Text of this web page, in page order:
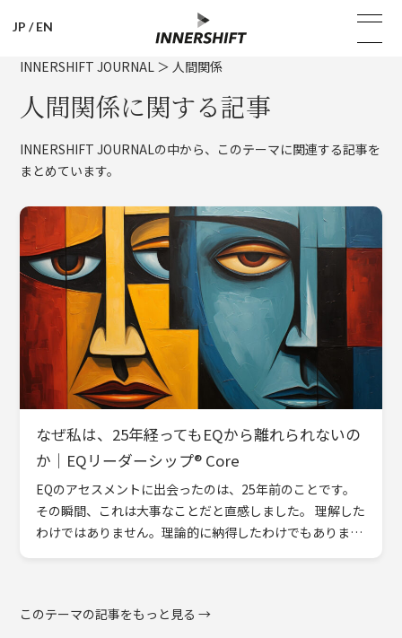
JP /EN
INNERSHIFT JOURNAL ＞ 人間関係
人間関係に関する記事
INNERSHIFT JOURNALの中から、このテーマに関連する記事を
まとめています。
なぜ私は、25年経ってもEQから離れられないの
か｜EQリーダーシップ® Core
EQのアセスメントに出会ったのは、25年前のことです。
その瞬間、これは大事なことだと直感しました。 理解した
わけではありません。理論的に納得したわけでもありませ
このテーマの記事をもっと見る →